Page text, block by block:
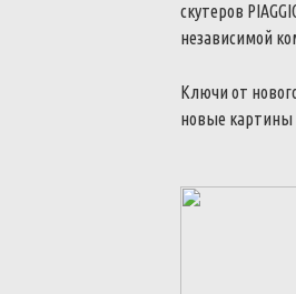
скутеров
независимой
Ключиот
новые картины